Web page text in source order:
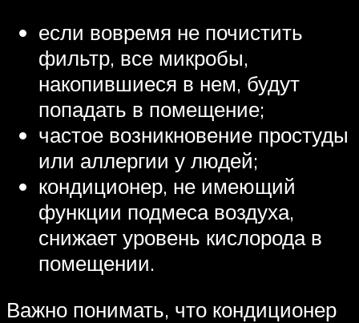
если вовремя не почистить
фильтр, все микробы,
накопившиеся в нем, будут
попадать в помещение;
частое возникновение простуды
или аллергии у людей;
кондиционер, не имеющий
функции подмеса воздуха,
снижает уровень кислорода в
помещении.
Важно понимать, что кондиционер